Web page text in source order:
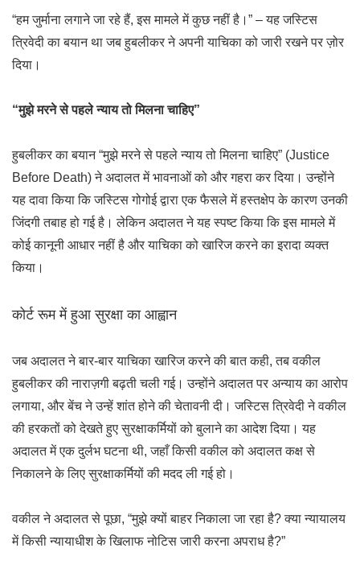
“हम जुर्माना लगाने जा रहे हैं, इस मामले में कुछ नहीं है।” – यह जस्टिस
त्रिवेदी का बयान था जब हुबलीकर ने अपनी याचिका को जारी रखने पर ज़ोर
दिया।
“मुझे मरने से पहले न्याय तो मिलना चाहिए”
हुबलीकर का बयान “मुझे मरने से पहले न्याय तो मिलना चाहिए” (Justice
Before Death) ने अदालत में भावनाओं को और गहरा कर दिया। उन्होंने
यह दावा किया कि जस्टिस गोगोई द्वारा एक फैसले में हस्तक्षेप के कारण उनकी
जिंदगी तबाह हो गई है। लेकिन अदालत ने यह स्पष्ट किया कि इस मामले में
कोई कानूनी आधार नहीं है और याचिका को खारिज करने का इरादा व्यक्त
किया।
कोर्ट रूम में हुआ सुरक्षा का आह्वान
जब अदालत ने बार-बार याचिका खारिज करने की बात कही, तब वकील
हुबलीकर की नाराज़गी बढ़ती चली गई। उन्होंने अदालत पर अन्याय का आरोप
लगाया, और बेंच ने उन्हें शांत होने की चेतावनी दी। जस्टिस त्रिवेदी ने वकील
की हरकतों को देखते हुए सुरक्षाकर्मियों को बुलाने का आदेश दिया। यह
अदालत में एक दुर्लभ घटना थी, जहाँ किसी वकील को अदालत कक्ष से
निकालने के लिए सुरक्षाकर्मियों की मदद ली गई हो।
वकील ने अदालत से पूछा, “मुझे क्यों बाहर निकाला जा रहा है? क्या न्यायालय
में किसी न्यायाधीश के खिलाफ नोटिस जारी करना अपराध है?”